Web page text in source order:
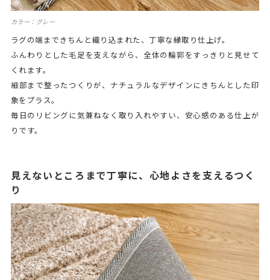
カラー：グレー
ラグの端まできちんと織り込まれた、丁寧な縁取り仕上げ。
ふんわりとした毛足を支えながら、全体の輪郭をすっきりと見せて
くれます。
細部まで整ったつくりが、ナチュラルなデザインにきちんとした印
象をプラス。
毎日のリビングに気兼ねなく取り入れやすい、安心感のある仕上が
りです。
見えないところまで丁寧に、心地よさを支えるつく
り